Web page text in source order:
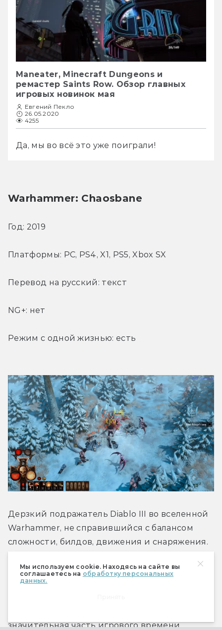
Мы используем cookie. Находясь на сайте вы
соглашаетесь на обработку персональных
данных.
Maneater, Minecraft Dungeons и
ремастер Saints Row. Обзор главных
игровых новинок мая
Евгений Пекло
26.05.2020
4255
Да, мы во всё это уже поиграли!
Warhammer: Chaosbane
Год: 2019
Платформы: PC, PS4, X1, PS5, Xbox SX
Перевод на русский: текст
NG+: нет
Режим с одной жизнью: есть
Дерзкий подражатель Diablo III во вселенной
Warhammer, не справившийся с балансом
сложности, билдов, движения и снаряжения.
соотношение использования навыков и
простого удара перекорёжено в сторону
значительная часть игрового времени